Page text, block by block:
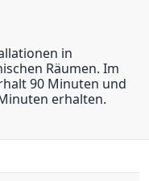
in
Räumen. Im
90 Minuten und
erhalten.